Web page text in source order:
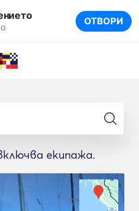
ОТВОРИ
екипажа.